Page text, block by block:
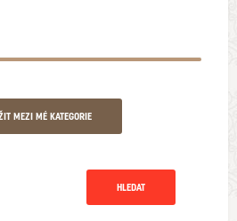
MEZI MÉ KATEGORIE
HLEDAT